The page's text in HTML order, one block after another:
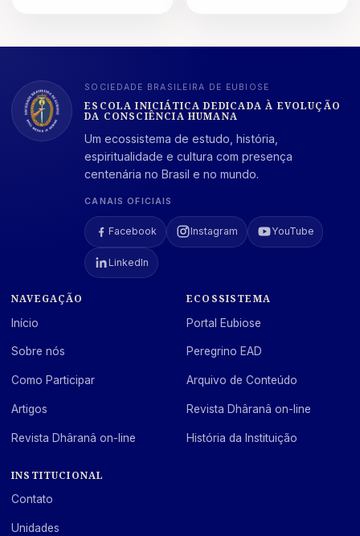
SOCIEDADE BRASILEIRA DE EUBIOSE
ESCOLA INICIÁTICA DEDICADA À EVOLUÇÃO
DA CONSCIÊNCIA HUMANA
Um ecossistema de estudo, história,
espiritualidade e cultura com presença
centenária no Brasil e no mundo.
CANAIS OFICIAIS
Facebook Instagram YouTube
LinkedIn
NAVEGAÇÃO
Início
Sobre nós
Como Participar
Artigos
Revista Dhâranâ on-line
ECOSSISTEMA
Portal Eubiose
Peregrino EAD
Arquivo de Conteúdo
Revista Dhâranâ on-line
História da Instituição
INSTITUCIONAL
Contato
Unidades